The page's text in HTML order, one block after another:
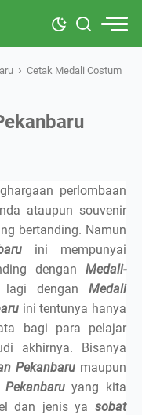
› Cetak Medali Costum
perlombaan
ataupun souvenir
bertanding. Namun
ini mempunyai
dengan Medali-
lagi dengan Medali
ini tentunya hanya
bagi para pelajar
akhirnya. Bisanya
Pekanbaru maupun
yang kita
dan jenis ya sobat